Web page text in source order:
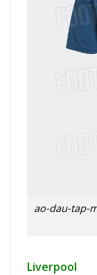
ao-dau-tap-
Liverpool